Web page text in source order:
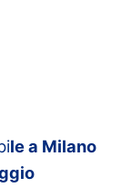
le a Milano